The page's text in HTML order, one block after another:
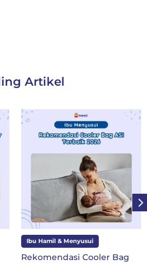
Artikel
Ibu dan Anak
10 Perlengkapan Sekolah